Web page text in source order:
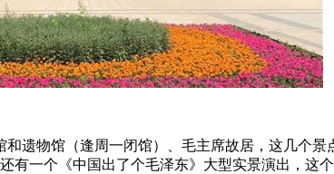
遗物馆（逢周一闭馆）、毛主席故居，这几个
有一个《中国出了个毛泽东》大型实景演出，